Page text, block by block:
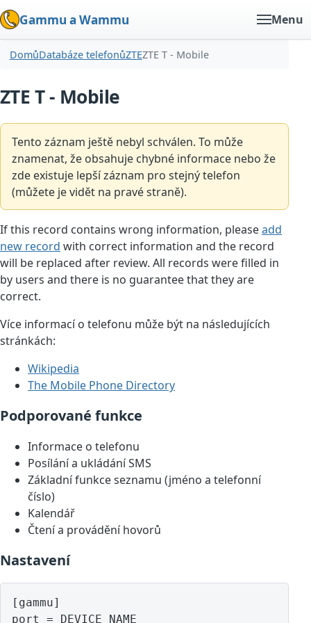
Gammu a Wammu Menu
DomůDatabáze telefonůZTEZTE T - Mobile
ZTE T - Mobile
Tento záznam ještě nebyl schválen. To může
znamenat, že obsahuje chybné informace nebo že
zde existuje lepší záznam pro stejný telefon
(můžete je vidět na pravé straně).
If this record contains wrong information, pleaseadd
new record with correct information and the record
will be replaced after review. All records were filled in
by users and there is no guarantee that they are
correct.
Více informací o telefonu může být na následujících
stránkách:
Wikipedia
The Mobile Phone Directory
Podporované funkce
Informace o telefonu
Posílání a ukládání SMS
Základní funkce seznamu (jméno a telefonní
číslo)
Kalendář
Čtení a provádění hovorů
Nastavení
[gammu]
port = DEVICE NAME